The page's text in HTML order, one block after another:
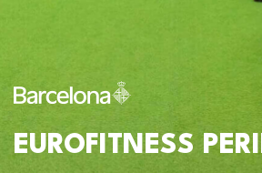
EUROFITNESS